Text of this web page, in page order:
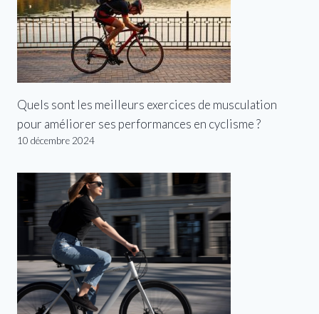
Quels sont les meilleurs exercices de musculation
pour améliorer ses performances en cyclisme ?
10 décembre 2024